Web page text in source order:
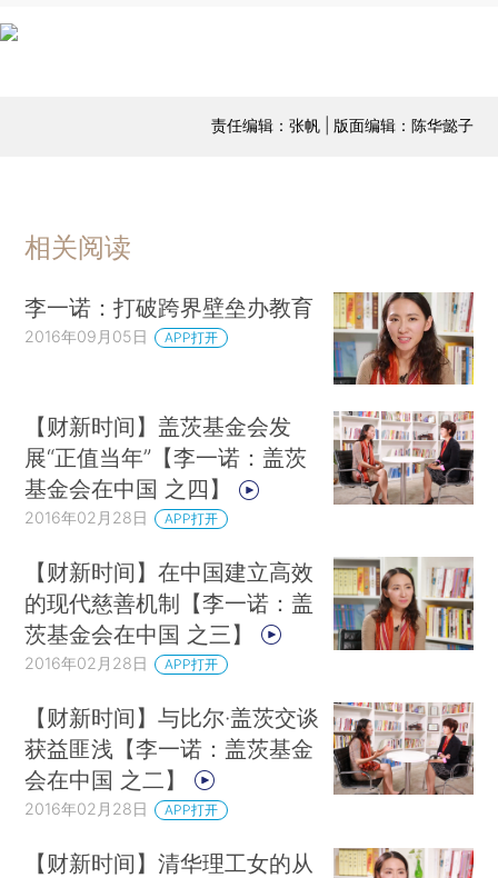
责任编辑：张帆 | 版面编辑：陈华懿子
相关阅读
李一诺：打破跨界壁垒办教育
2016年09月05日 APP打开
【财新时间】盖茨基金会发
展“正值当年”【李一诺：盖茨
基金会在中国 之四】
2016年02月28日 APP打开
【财新时间】在中国建立高效
的现代慈善机制【李一诺：盖
茨基金会在中国 之三】
2016年02月28日 APP打开
【财新时间】与比尔·盖茨交谈
获益匪浅【李一诺：盖茨基金
会在中国 之二】
2016年02月28日 APP打开
【财新时间】清华理工女的从